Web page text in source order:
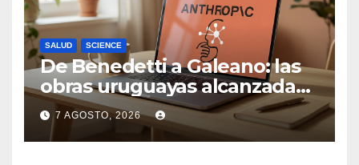
SALUD SCIENCE
De Benedetti a Galeano: las
obras uruguayas alcanzadas
por la demanda colectiva de
US$ 1.500 millones contra
Anthropic
7 AGOSTO, 2026